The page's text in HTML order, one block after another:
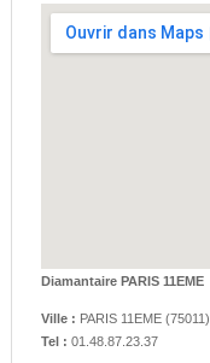
Diamantaire PARIS 11EME
Ville : PARIS 11EME(75011)
Tel : 01.48.87.23.37